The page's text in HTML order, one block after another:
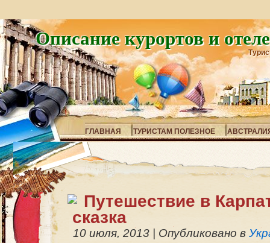
Описание курортов и
ГЛАВНАЯ ТУРИСТАМ ПОЛЕЗНОЕ
Путешествие в
сказка
10 июля, 2013 Опубликовано в